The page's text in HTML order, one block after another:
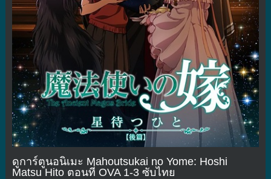
ดูการ์ตูนอนิเมะ Mahoutsukai no Yome: Hoshi
Matsu Hito ตอนที่ OVA 1-3 ซับไทย